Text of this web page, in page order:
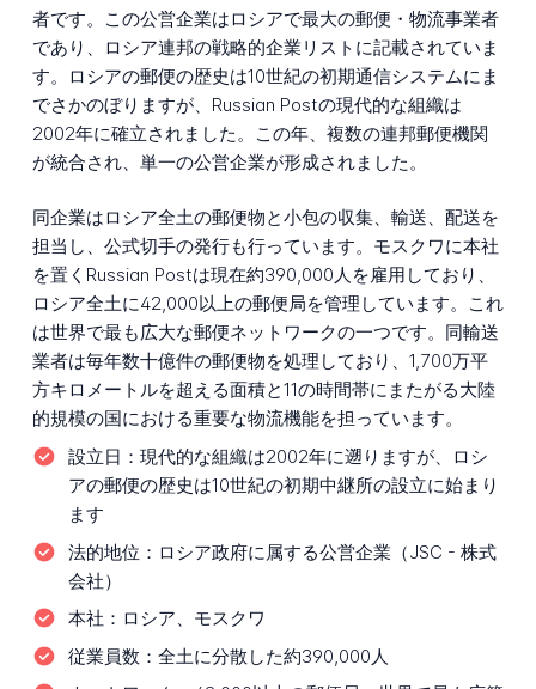
者です。この公営企業はロシアで最大の郵便・物流事業者
であり、ロシア連邦の戦略的企業リストに記載されていま
す。ロシアの郵便の歴史は10世紀の初期通信システムにま
でさかのぼりますが、Russian Postの現代的な組織は
2002年に確立されました。この年、複数の連邦郵便機関
が統合され、単一の公営企業が形成されました。
同企業はロシア全土の郵便物と小包の収集、輸送、配送を
担当し、公式切手の発行も行っています。モスクワに本社
を置くRussian Postは現在約390,000人を雇用しており、
ロシア全土に42,000以上の郵便局を管理しています。これ
は世界で最も広大な郵便ネットワークの一つです。同輸送
業者は毎年数十億件の郵便物を処理しており、1,700万平
方キロメートルを超える面積と11の時間帯にまたがる大陸
的規模の国における重要な物流機能を担っています。
設立日： 現代的な組織は2002年に遡りますが、ロシ
アの郵便の歴史は10世紀の初期中継所の設立に始まり
ます
法的地位： ロシア政府に属する公営企業（JSC - 株式
会社）
本社： ロシア、モスクワ
従業員数： 全土に分散した約390,000人